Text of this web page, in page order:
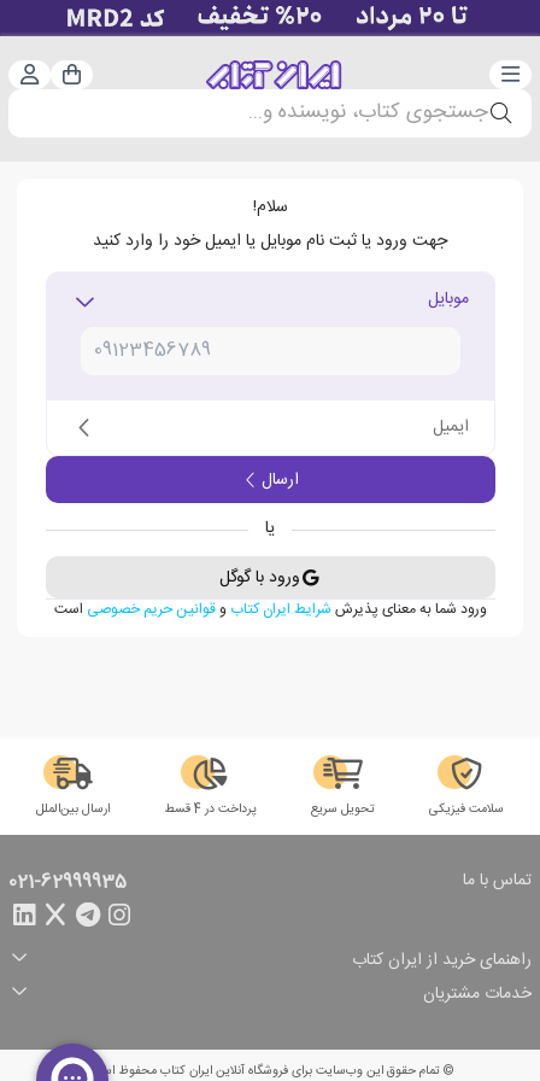
دسته‌بندی سبد
جستجوی کتاب، نویسنده و...
سلام!
جهت ورود یا ثبت نام موبایل یا ایمیل خود را وارد کنید
موبایل
ایمیل
ارسال
یا
ورود با گوگل
ورود شما به معنای پذیرش شرایط ایران کتاب وقوانین حریم خصوصی است
سلامت فیزیکی تحویل سریع پرداخت در 4 قسط ارسال بین‌الملل
تماس با ما 021-62999935
راهنمای خرید از ایران کتاب
ثبت سفارش
شرایط ارسال سفارش
شیوه پرداخت
تخفیف‌های خرید
خدمات مشتریان
© تمام حقوق این وب‌سایت برای فروشگاه آنلاین ایران کتاب محفوظ است.